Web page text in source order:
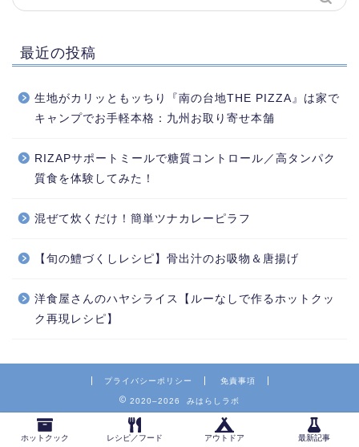
最近の投稿
生地がカリッともッちり『南の台地THE PIZZA』は家で
キャンプでお手軽本格：九州お取り寄せ本舗
RIZAPサポートミールで糖質コントロール／高タンパク
質食を体験してみた！
混ぜて炊くだけ！簡単ツナカレーピラフ
【旬の鱧づくしレシピ】骨出汁のお吸物＆唐揚げ
洋食屋さんのハヤシライス【ルーなしで作るホットクッ
ク再現レシピ】
プライバシーポリシー 免責事項
2020–2026 みはらしラボ
ホットクック レシピ／フード アウトドア 最新記事